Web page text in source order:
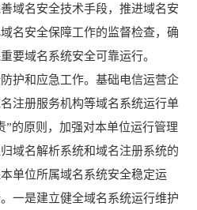
域名安全技术手段，推进域名安
名安全保障工作的监督检查，确
要域名系统安全可靠运行。
和应急工作。基础电信运营企
注册服务机构等域名系统运行单
”的原则，加强对本单位运行管理
域名解析系统和域名注册系统的
单位所属域名系统安全稳定运
一是建立健全域名系统运行维护